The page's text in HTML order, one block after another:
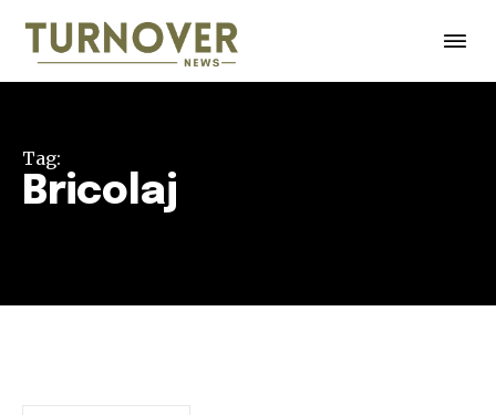
Tag:
Bricolaj